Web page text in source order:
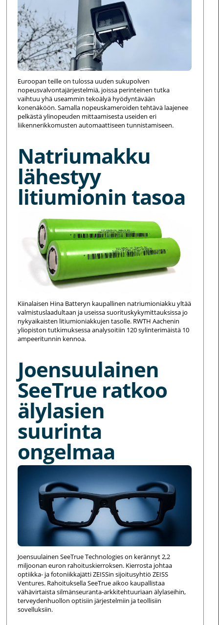
Euroopan teille on tulossa uuden sukupolven
nopeusvalvontajärjestelmiä, joissa perinteinen tutka
vaihtuu yhä useammin tekoälyä hyödyntävään
konenäköön. Samalla nopeuskameroiden tehtävä laajenee
pelkästä ylinopeuden mittaamisesta useiden eri
liikennerikkomusten automaattiseen tunnistamiseen.
Natriumakku
lähestyy
litiumionin tasoa
Kiinalaisen Hina Batteryn kaupallinen natriumioniakku yltää
valmistuslaadultaan ja useissa suorituskykymittauksissa jo
nykyaikaisten litiumioniakkujen tasolle. RWTH Aachenin
yliopiston tutkimuksessa analysoitiin 120 sylinterimäistä 10
ampeeritunnin kennoa.
Joensuulainen
SeeTrue ratkoo
älylasien
suurinta
ongelmaa
Joensuulainen SeeTrue Technologies on kerännyt 2,2
miljoonan euron rahoituskierroksen. Kierrosta johtaa
optiikka- ja fotoniikkajätti ZEISSin sijoitusyhtiö ZEISS
Ventures. Rahoituksella SeeTrue aikoo kaupallistaa
vähävirtaista silmänseuranta-arkkitehtuuriaan älylaseihin,
terveydenhuollon optisiin järjestelmiin ja teollisiin
sovelluksiin.